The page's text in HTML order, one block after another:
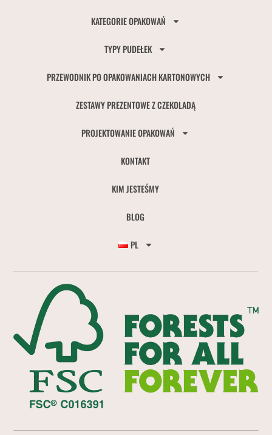
KATEGORIE OPAKOWAŃ
TYPY PUDEŁEK
PRZEWODNIK PO OPAKOWANIACH KARTONOWYCH
ZESTAWY PREZENTOWE Z CZEKOLADĄ
PROJEKTOWANIE OPAKOWAŃ
KONTAKT
KIM JESTEŚMY
BLOG
PL